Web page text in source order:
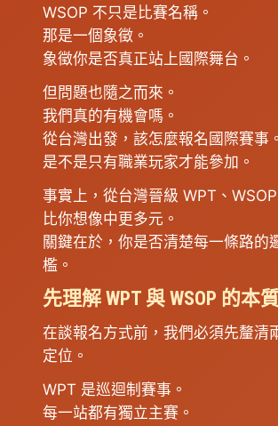
WSOP 不只是比賽名稱。
那是一個象徵。
象徵你是否真正站上國際舞台。
但問題也隨之而來。
我們真的有機會嗎。
從台灣出發，該怎麼報名國際賽事。
是不是只有職業玩家才能參加。
事實上，從台灣晉級 WPT、WSOP
比你想像中更多元。
關鍵在於，你是否清楚每一條路的
檻。
先理解 WPT 與 WSOP 的本
在談報名方式前，我們必須先釐清
定位。
WPT 是巡迴制賽事。
每一站都有獨立主賽。